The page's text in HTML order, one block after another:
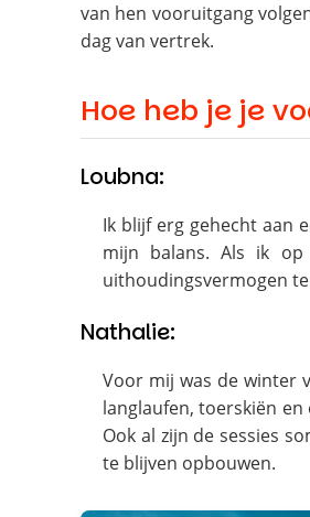
van hen vooruitgang
dag van vertrek.
Hoe heb je je
Loubna:
Ik blijf erg gehecht aan
mijn balans. Als ik
uithoudingsvermogen
Nathalie:
Voor mij was de winter
langlaufen, toerskiën
Ook al zijn de sessies
te blijven opbouwen.